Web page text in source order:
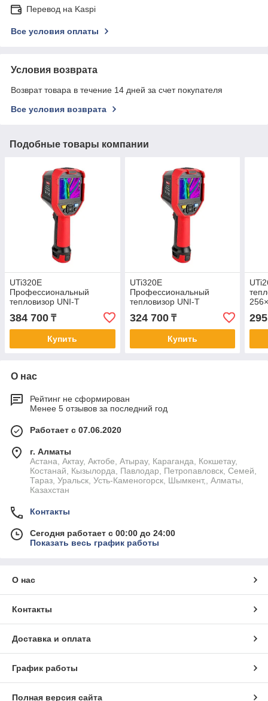
Перевод на Kaspi
Все условия оплаты
Условия возврата
Возврат товара в течение 14 дней за счет покупателя
Все условия возврата
Подобные товары компании
UTi320E
Профессиональный
тепловизор UNI-T
384 700 ₸
Купить
UTi320E
Профессиональный
тепловизор UNI-T
324 700₸
Купить
~
О нас
Рейтинг не сформирован
Менее 5 отзывов за последний год
Работает с 07.06.2020
г. Алматы
Астана, Актау, Актобе, Атырау, Караганда, Кокшетау,
Костанай, Кызылорда, Павлодар, Петропавловск, Семей,
Тараз, Уральск, Усть-Каменогорск, Шымкент,, Алматы,
Казахстан
Контакты
Сегодня работает с 00:00 до 24:00
Показать весь график работы
О нас
Контакты
Доставка и оплата
График работы
Полная версия сайта